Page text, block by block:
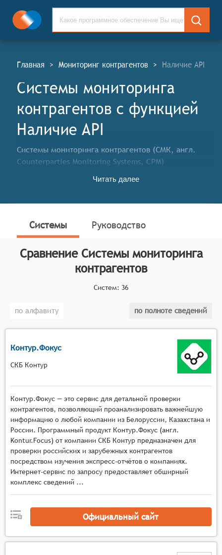
Главная > Мониторинг контрагентов > Наличие API
Системы мониторинга
контрагентов c функцией
Наличие API
Системы мониторинга контрагентов (СМК, англ.
Counterparties Monitoring Systems, CPM)
мониторинга (проверки) данных об изменениях в
производственной и иных видов безопасности.
Классификатор программных продуктов Соваре
определяет конкретные функциональные критерии
для систем. Для того чтобы соответствовать
категории систем мониторинга контрагентов, они
должны иметь следующие функциональные
Сбор и обновление данных: системы должны
обеспечивать непрерывный сбор и обновление
информации о контрагентах из различных
источников, включая официальные реестры,
социальные сети, отзывы клиентов и другие
пользователям получать актуальную
информацию о контрагентах.
Уведомления и оповещения: системы могут
отправлять уведомления и оповещения о
важных событиях и изменениях в деятельности
контрагентов, таких как изменение реквизитов,
судебные процессы, финансовые показатели и
т.д. Это помогает пользователям быть в курсе
событий и принимать соответствующие меры.
Анализ тенденций: системы могут
анализировать тенденции в деятельности
контрагентов, такие как изменение
процессах, изменение структуры
Читать далее
Системы Руководство
Сравнение Системы мониторинга
контрагентов
Систем: 36
по алфавиту по полноте сведений
Контур.Фокус
СКБ Контур
Контур.Фокус — это сервис для детальной проверки
контрагентов, позволяющий проанализировать важнейшую
информацию о любой компании из Белоруссии, Казахстана и
России. Программный продукт Контур.Фокус (англ.
Kontur.Focus) от компании СКБ Контур предназначен для
проверки российских и зарубежных контрагентов
посредством изучения экспресс-отчётов о компаниях.
Интернет-сервис по запросу предоставляет обширный
комплекс сведений ...
Официальный сайт